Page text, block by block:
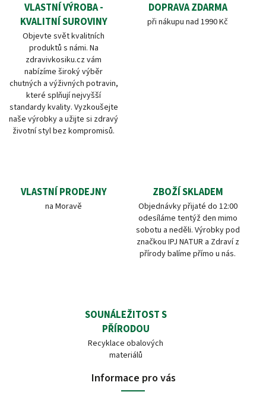
VLASTNÍ VÝROBA -
KVALITNÍ SUROVINY
Objevte svět kvalitních
produktů s námi. Na
zdravivkosiku.cz vám
nabízíme široký výběr
chutných a výživných potravin,
které splňují nejvyšší
standardy kvality. Vyzkoušejte
naše výrobky a užijte si zdravý
životní styl bez kompromisů.
DOPRAVA ZDARMA
při nákupu nad 1990 Kč
VLASTNÍ PRODEJNY
na Moravě
ZBOŽÍ SKLADEM
Objednávky přijaté do 12:00
odesíláme tentýž den mimo
sobotu a neděli. Výrobky pod
značkou IPJ NATUR a Zdraví z
přírody balíme přímo u nás.
SOUNÁLEŽITOST S
PŘÍRODOU
Recyklace obalových
materiálů
Informace pro vás